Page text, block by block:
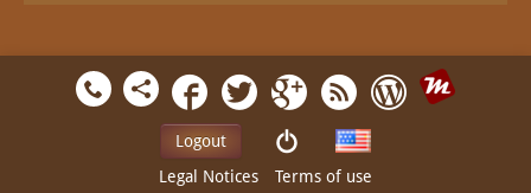
Logout
Legal Notices
Terms of use